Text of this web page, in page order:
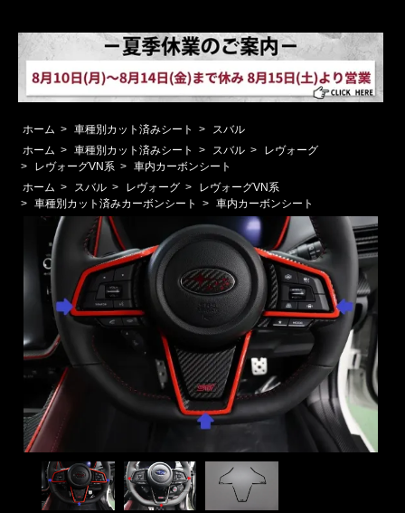
ホーム > 車種別カット済みシート >
スバル
ホーム > 車種別カット済みシート > スバル >
レヴォーグ
>
レヴォーグVN系 > 車内カーボンシート
ホーム > スバル > レヴォーグ >
レヴォーグVN系
> 車種別カット済みカーボンシート > 車内カーボンシート